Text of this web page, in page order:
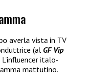
averla vista in TV
(al GF Vip
italo-
mattutino.